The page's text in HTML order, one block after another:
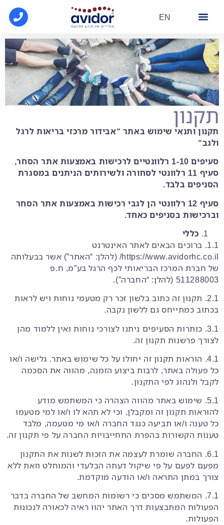
EN
תקנון
תקנון ותנאי שימוש באתר “אבידור מרכזי בריאות לרגל
ולגב“
סעיפים 1-10 רלוונטיים לרכישות באמצעות אתר הסחר,
סעיף 11 רלוונטי לסחורה ולשירותים הניתנים במסגרת
הסניפים בלבד.
סעיף 12 רלוונטי הן לגבי רכישות באמצעות אתר הסחר
וברכישות בסניפים כאחד.
כללי
1.1. ברוכים הבאים לאתר האינטרנט
https://www.avidorhc.co.il/ (להלן: “האתר”) אשר בבעלותה
של חברת המרכז הבריאותי לכף הרגל בע”מ, ח.פ
511288003 (להלן: “החברה”).
2.1. תקנון זה כתוב בלשון זכר רק מטעמי נוחות ויש לראות
בכתוב כמתייחס גם ללשון נקבה.
3.1. כותרות הסעיפים ניתנו לצורכי נוחות ואין ללמוד מהן
לצורך פרשנות תקנון זה.
4.1. הוראות תקנון זה יחולו על כל שימוש באתר. גלישה ו/או
כל פעולה באתר, לרבות ביצוע הזמנה, מהווה את הסכמה
לקבל ולנהוג לפי התקנון.
5.1. שימוש באתר מהווה הצהרה כי המשתמש מודע
להוראות תקנון זה ומקבלן, וכי לא תהא לו ו/או למי מטעמו
כל טענה ו/או תביעה כנגד החברה ו/או מי מטעמה, מלבד
טענות הקשורות בהפרת התחייבויות החברה על פי תקנון זה.
6.1. החברה שומרת לעצמה את הזכות לשנות את התקנון
מפעם לפעם על פי שיקול דעתה הבלעדי והמוחלט וזאת ללא
צורך במתן התראה ו/או הודעה מוקדמת.
7.1. המשתמש מסכים כי רשומות המחשב של החברה בדבר
הפעולות המתבצעות דרך האתר יהוו ראיה לכאורה לנכונות
הפעולות.